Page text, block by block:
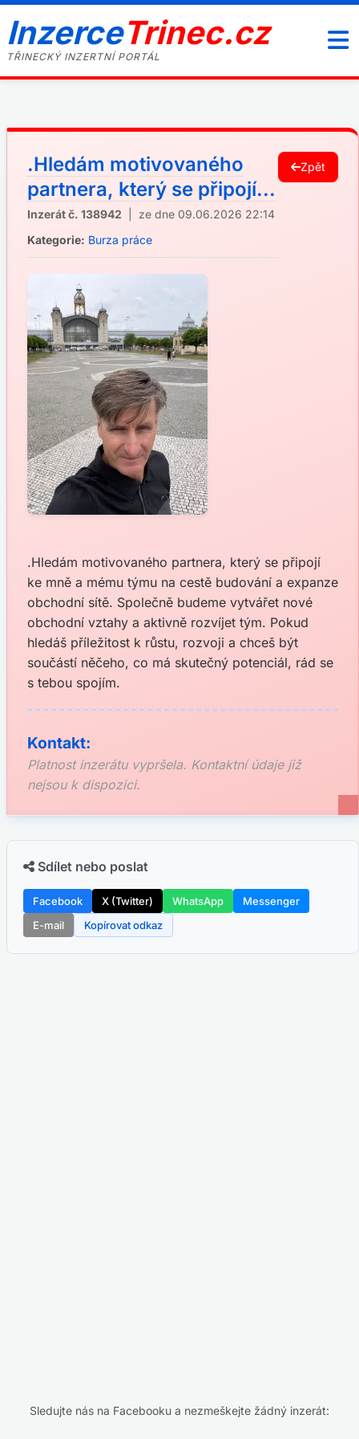
InzerceTrinec.cz
TŘINECKÝ INZERTNÍ PORTÁL
.Hledám motivovaného
partnera, který se připojí...
Inzerát č. 138942 | ze dne 09.06.2026 22:14
Kategorie: Burza práce
Zpět
.Hledám motivovaného partnera, který se připojí
ke mně a mému týmu na cestě budování a expanze
obchodní sítě. Společně budeme vytvářet nové
obchodní vztahy a aktivně rozvíjet tým. Pokud
hledáš příležitost k růstu, rozvoji a chceš být
součástí něčeho, co má skutečný potenciál, rád se
s tebou spojím.
Kontakt:
Platnost inzerátu vypršela. Kontaktní údaje již
nejsou k dispozici.
Sdílet nebo poslat
Facebook X (Twitter) WhatsApp
Messenger
E-mail
Kopírovat odkaz
Sledujte nás na Facebooku a nezmeškejte žádný inzerát: